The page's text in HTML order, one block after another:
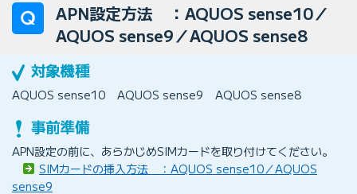
APN設定方法 ：AQUOS sense10／
AQUOS sense9／AQUOS sense8
AQUOS sense10 AQUOS sense9 AQUOS sense8
APN設定の前に、あらかじめSIMカードを取り付けてください。
SIMカードの挿入方法 ：AQUOS sense10／AQUOS
sense9